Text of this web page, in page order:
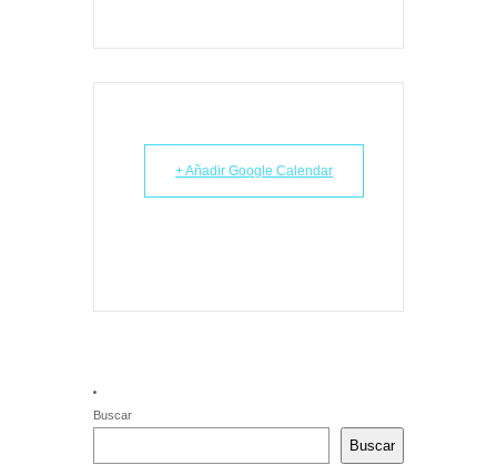
+ Añadir Google Calendar
Buscar
Buscar